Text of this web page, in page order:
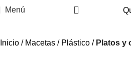
Menú
Inicio Macetas Plástico Platos y